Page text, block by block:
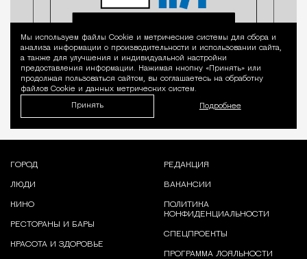
Уведомление
Мы используем файлы Сookie и метрические системы для сбора и
анализа информации о производительности и использовании сайта,
а также для улучшения и индивидуальной настройки
предоставления информации. Нажимая кнопку «Принять» или
продолжая пользоваться сайтом, вы соглашаетесь на обработку
файлов Cookie и данных метрических систем.
Принять Подробнее
ГОРОД
ЛЮДИ
КИНО
РЕСТОРАНЫ И БАРЫ
КРАСОТА И ЗДОРОВЬЕ
РЕДАКЦИЯ
ВАКАНСИИ
ПОЛИТИКА
КОНФИДЕНЦИАЛЬНОСТИ
СПЕЦПРОЕКТЫ
ПРОГРАММА ЛОЯЛЬНОСТИ